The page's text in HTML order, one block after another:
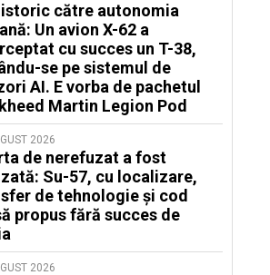
istoric către autonomia
Un avion X-62 a
cu succes un T-38,
se pe sistemul de
AI. E vorba de pachetul
Martin Legion Pod
2026
de nerefuzat a fost
Su-57, cu localizare,
de tehnologie și cod
propus fără succes de
2026